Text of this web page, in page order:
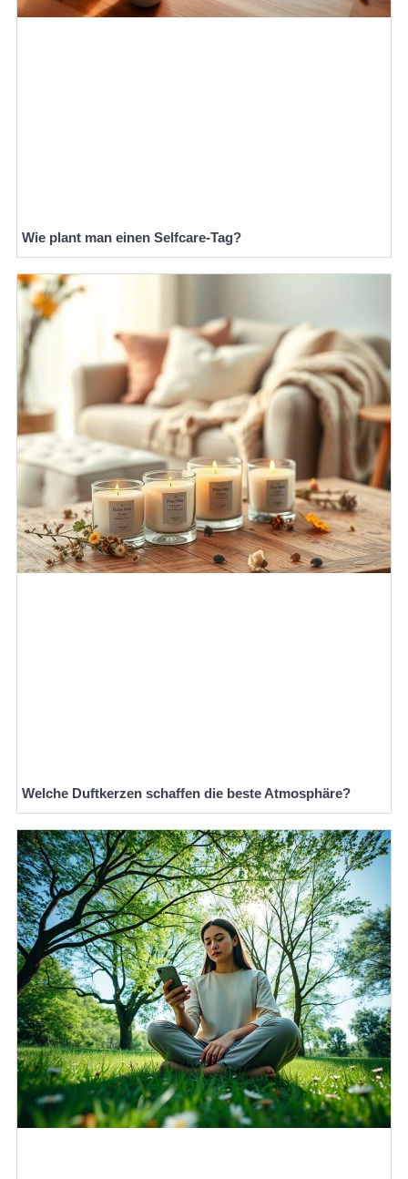
Wie plant man einen Selfcare-Tag?
Welche Duftkerzen schaffen die beste Atmosphäre?